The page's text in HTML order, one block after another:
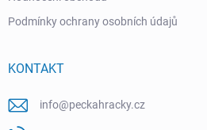
Podmínky ochrany osobních údajů
KONTAKT
info@peckahracky.cz